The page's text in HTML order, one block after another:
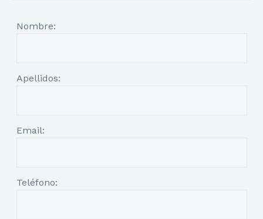
Nombre:
Apellidos:
Email:
Teléfono: